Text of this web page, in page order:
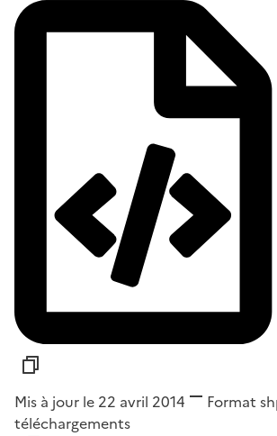
Mis à jour le 22 avril 2014 Format
téléchargements